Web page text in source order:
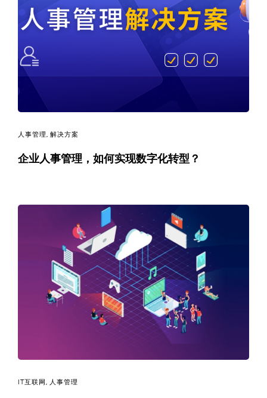
人事管理, 解决方案
企业人事管理，如何实现数字化转型？
IT互联网 , 人事管理